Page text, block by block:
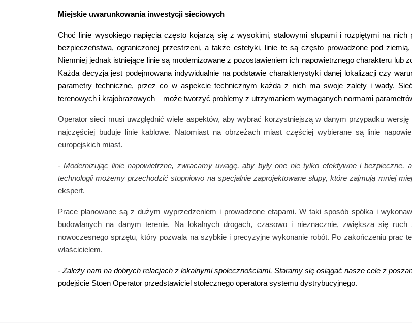
Miejskie uwarunkowania inwestycji sieciowych
Choć linie wysokiego napięcia często kojarzą się z wysokimi, stalowymi słupami i rozpiętymi na
bezpieczeństwa, ograniczonej przestrzeni, a także estetyki, linie te są często prowadzone pod
Niemniej jednak istniejące linie są modernizowane z pozostawieniem ich napowietrznego charakteru lub
Każda decyzja jest podejmowana indywidualnie na podstawie charakterystyki danej lokalizacji czy
parametry techniczne, przez co w aspekcie technicznym każda z nich ma swoje zalety i wady.
terenowych i krajobrazowych – może tworzyć problemy z utrzymaniem wymaganych normami
Operator sieci musi uwzględnić wiele aspektów, aby wybrać korzystniejszą w danym przypadku
najczęściej buduje linie kablowe. Natomiast na obrzeżach miast częściej wybierane są linie
europejskich miast.
- Modernizując linie napowietrzne, zwracamy uwagę, aby były one nie tylko efektywne i
technologii możemy przechodzić stopniowo na specjalnie zaprojektowane słupy, które zajmują mniej
ekspert.
Prace planowane są z dużym wyprzedzeniem i prowadzone etapami. W taki sposób spółka i
budowlanych na danym terenie. Na lokalnych drogach, czasowo i nieznacznie, zwiększa się
nowoczesnego sprzętu, który pozwala na szybkie i precyzyjne wykonanie robót. Po zakończeniu prac
właścicielem.
- Zależy nam na dobrych relacjach z lokalnymi społecznościami. Staramy się osiągać nasze cele z
podejście Stoen Operator przedstawiciel stołecznego operatora systemu dystrybucyjnego.